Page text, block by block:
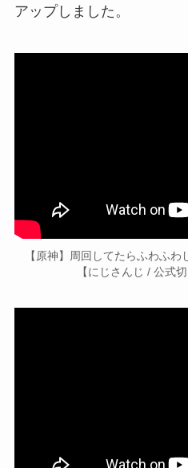
アップしました。
【原神】周回してたらふわふわ
【にじさんじ / 公式